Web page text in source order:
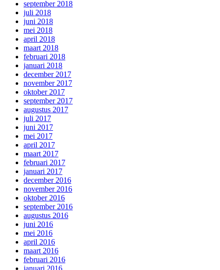
september 2018
juli 2018
juni 2018
mei 2018
april 2018
maart 2018
februari 2018
januari 2018
december 2017
november 2017
oktober 2017
september 2017
augustus 2017
juli 2017
juni 2017
mei 2017
april 2017
maart 2017
februari 2017
januari 2017
december 2016
november 2016
oktober 2016
september 2016
augustus 2016
juni 2016
mei 2016
april 2016
maart 2016
februari 2016
januari 2016